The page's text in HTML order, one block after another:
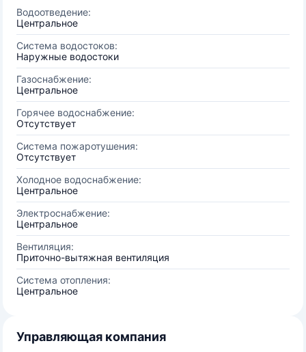
Водоотведение:
Центральное
Система водостоков:
Наружные водостоки
Газоснабжение:
Центральное
Горячее водоснабжение:
Отсутствует
Система пожаротушения:
Отсутствует
Холодное водоснабжение:
Центральное
Электроснабжение:
Центральное
Вентиляция:
Приточно-вытяжная вентиляция
Система отопления:
Центральное
Управляющая компания